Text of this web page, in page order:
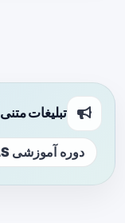
تبلیغات متنی
دوره آموزشی ATLS